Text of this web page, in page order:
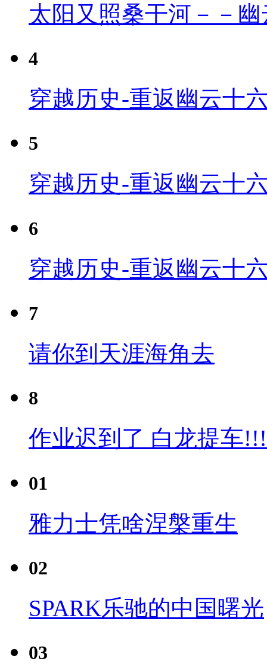
太阳又照桑干河－－
4
穿越历史-重返幽云十
5
穿越历史-重返幽云十
6
穿越历史-重返幽云十
7
请你到天涯海角去
8
作业迟到了 白龙提车
01
雅力士凭啥涅槃重生
02
SPARK乐驰的中国曙光
03